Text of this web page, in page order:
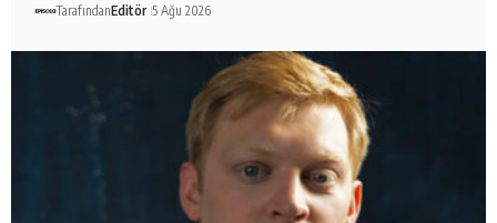
TarafındanEditör 5 Ağu 2026